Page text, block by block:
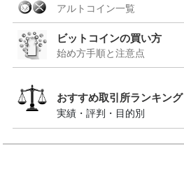
アルトコイン一覧
ビットコインの買い方
始め方手順と注意点
おすすめ取引所ランキング
実績・評判・目的別